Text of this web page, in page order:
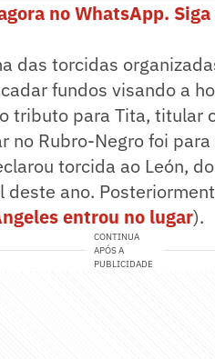
no WhatsApp.
das torcidas
fundos visando a
tributo para Tita, titular
no Rubro-Negro foi
torcida ao León,
ano.
entrou no lugar).
CONTINUA
APÓS A
PUBLICIDADE